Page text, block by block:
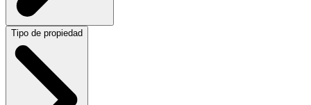
Tipo de propiedad